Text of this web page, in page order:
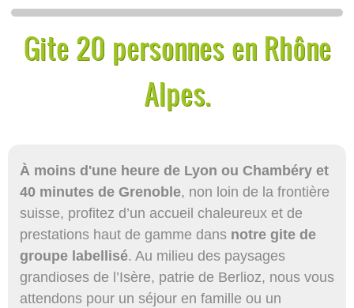
Gite 20 personnes en Rhône
Alpes.
À moins d'une heure de Lyon ou Chambéry et
40 minutes de Grenoble, non loin de la frontière
suisse, profitez d’un accueil chaleureux et de
prestations haut de gamme dans notre gite de
groupe labellisé. Au milieu des paysages
grandioses de l’Isère, patrie de Berlioz, nous vous
attendons pour un séjour en famille ou un